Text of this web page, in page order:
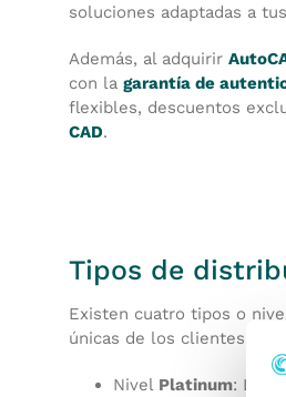
soluciones adaptadas a
Además, al adquirir
con la garantía de
flexibles, descuentos
CAD.
Tipos de
Existen cuatro tipos o
únicas de los clientes:
Nivel Platinum: Los